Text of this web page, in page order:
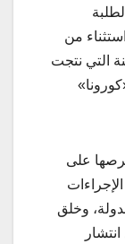
من
التي نتجت
على
وخلق